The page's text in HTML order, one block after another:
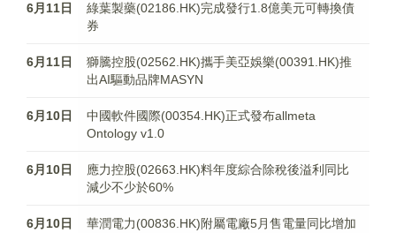
6月11日
綠葉製藥(02186.HK)完成發行1.8億美元可轉換債
券
6月11日
獅騰控股(02562.HK)攜手美亞娛樂(00391.HK)推
出AI驅動品牌MASYN
6月10日
中國軟件國際(00354.HK)正式發布allmeta
Ontology v1.0
6月10日
應力控股(02663.HK)料年度綜合除稅後溢利同比
減少不少於60%
6月10日
華潤電力(00836.HK)附屬電廠5月售電量同比增加